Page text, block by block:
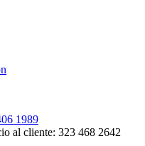
1989
al cliente: 323 468 2642